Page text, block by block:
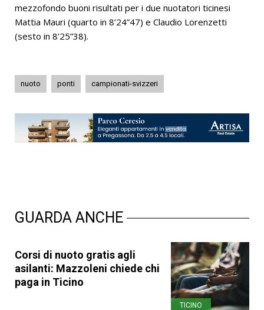
mezzofondo buoni risultati per i due nuotatori ticinesi
Mattia Mauri (quarto in 8’24”47) e Claudio Lorenzetti
(sesto in 8’25”38).
nuoto ponti campionati-svizzeri
GUARDA ANCHE
Corsi di nuoto gratis agli
asilanti: Mazzoleni chiede chi
paga in Ticino
TICINO